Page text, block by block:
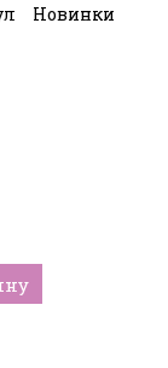
Новинки